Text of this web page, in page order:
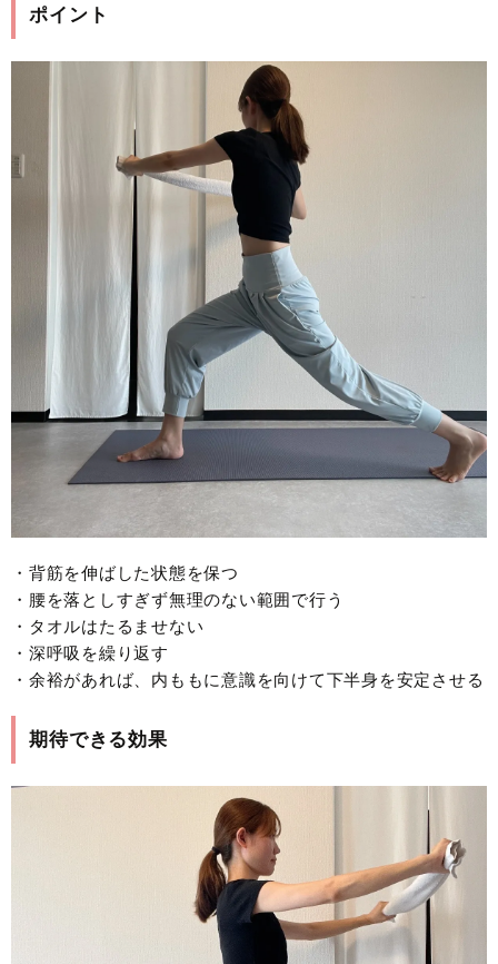
ポイント
・背筋を伸ばした状態を保つ
・腰を落としすぎず無理のない範囲で行う
・タオルはたるませない
・深呼吸を繰り返す
・余裕があれば、内ももに意識を向けて下半身を安定させる
期待できる効果